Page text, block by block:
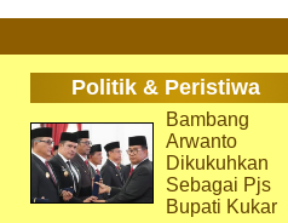
Politik & Peristiwa
Bambang
Arwanto
Dikukuhkan
Sebagai Pjs
Bupati Kukar